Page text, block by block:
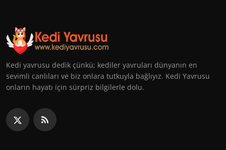
Kedi yavrusu dedik çünkü; kediler yavruları dünyanın en
sevimli canlıları ve biz onlara tutkuyla bağlıyız. Kedi Yavrusu
onların hayatı için sürpriz bilgilerle dolu.